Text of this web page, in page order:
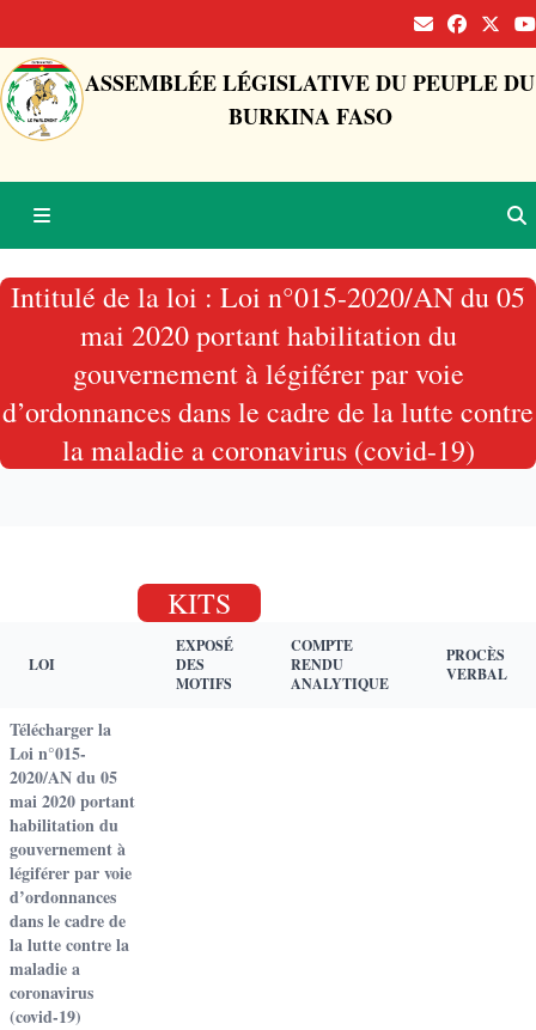
ASSEMBLÉE LÉGISLATIVE DU PEUPLE DU
BURKINA FASO
Intitulé de la loi : Loi n°015-2020/AN du 05
mai 2020 portant habilitation du
gouvernement à légiférer par voie
d’ordonnances dans le cadre de la lutte contre
la maladie a coronavirus (covid-19)
KITS
LOI
EXPOSÉ
DES
MOTIFS
COMPTE
RENDU
ANALYTIQUE
PROCÈS
VERBAL
Télécharger la
Loi n°015-
2020/AN du 05
mai 2020 portant
habilitation du
gouvernement à
légiférer par voie
d’ordonnances
dans le cadre de
la lutte contre la
maladie a
coronavirus
(covid-19)